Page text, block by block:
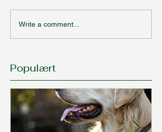
Write a comment...
Populært